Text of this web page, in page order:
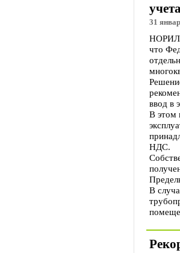
31
что
ввод в
В этом
НДС.
В